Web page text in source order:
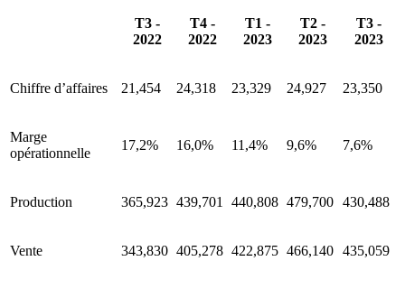
T3 -
2022
T4 -
2022
T1 -
2023
T2 -
2023
T3 -
2023
Chiffre d’affaires 21,454 24,318 23,329 24,927 23,350
Marge
opérationnelle
17,2% 16,0% 11,4% 9,6% 7,6%
Production 365,923 439,701 440,808 479,700 430,488
Vente 343,830 405,278 422,875 466,140 435,059